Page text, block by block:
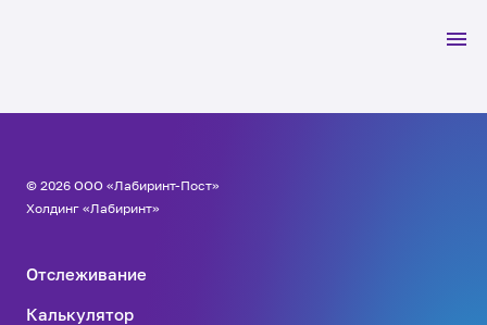
© 2026 ООО «Лабиринт-Пост»
Холдинг «Лабиринт»
Отслеживание
Калькулятор